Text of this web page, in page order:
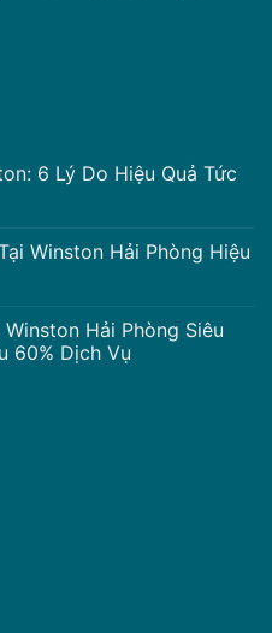
6 Lý Do Hiệu Quả Tức
Winston Hải Phòng Hiệu
Hải Phòng Siêu
60% Dịch Vụ